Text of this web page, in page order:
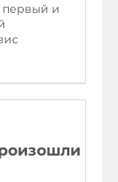
первый и